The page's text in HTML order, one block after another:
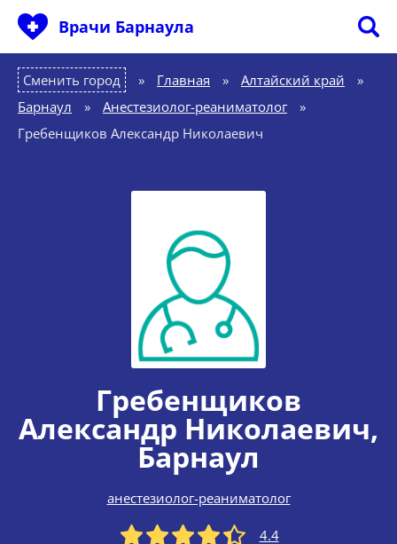
Врачи Барнаула
Сменить город Главная » Алтайский край
»
Барнаул
» Анестезиолог-реаниматолог
»
Гребенщиков Александр Николаевич
Гребенщиков
Александр Николаевич,
Барнаул
анестезиолог-реаниматолог
4.4